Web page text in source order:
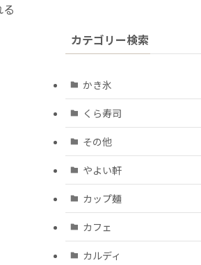
カテゴリー検索
かき氷
くら寿司
その他
やよい軒
カップ麺
カフェ
カルディ